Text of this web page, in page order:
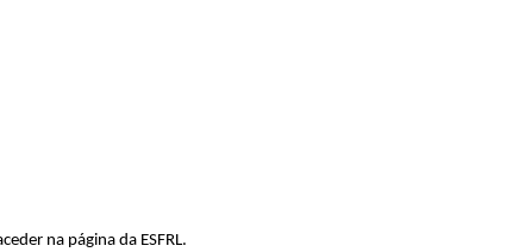
na página da ESFRL.